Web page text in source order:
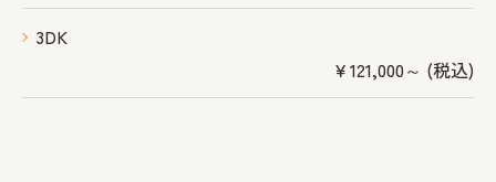
3DK
￥121,000～ (税込)